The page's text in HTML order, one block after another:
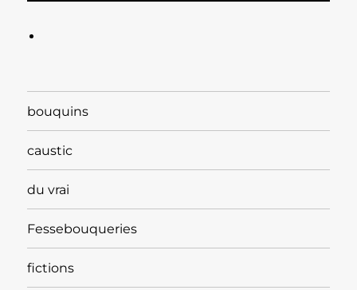
bouquins
caustic
du vrai
Fessebouqueries
fictions